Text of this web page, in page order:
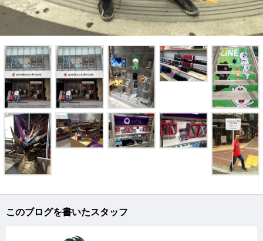
このブログを書いたスタッフ